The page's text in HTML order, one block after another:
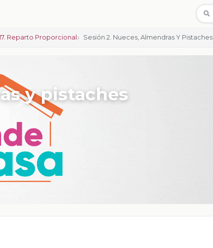
Reparto Proporcional Sesión 2. Nueces, Almendras Y Pistaches
y pistaches